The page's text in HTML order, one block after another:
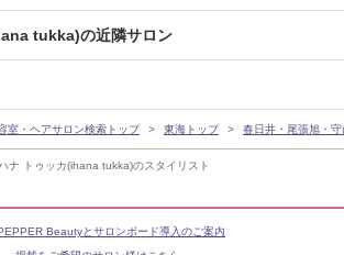
ナ トゥッカ(ihana tukka)のスタイリスト
tukka)の近隣サロン
室・ヘアサロン検索トップ 東海トップ 春日井・尾張旭・
Beautyとサロンボード導入のご案内